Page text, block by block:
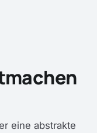
eine abstrakte